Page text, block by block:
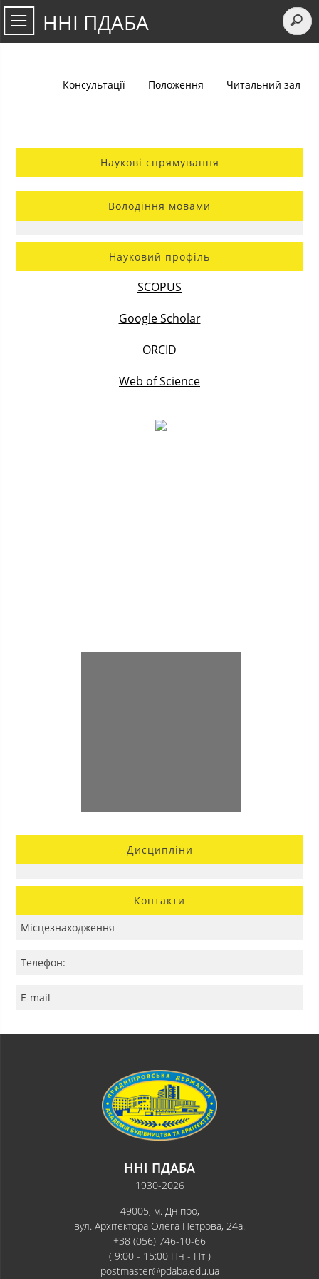
ННІ ПДАБА
Консультації Положення Читальний зал
Наукові спрямування
Володіння мовами
Науковий профіль
SCOPUS
Google Scholar
ORCID
Web of Science
Дисципліни
Контакти
Місцезнаходження
Телефон:
E-mail
ННІ ПДАБА
1930-2026
49005, м. Дніпро,
вул. Архітектора Олега Петрова, 24а.
+38 (056) 746-10-66
( 9:00 - 15:00 Пн - Пт )
postmaster@pdaba.edu.ua